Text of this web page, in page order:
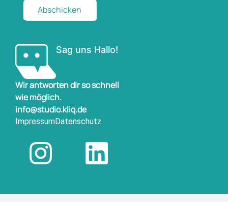
Sag uns Hallo!
Wir antworten dir so schnell
wie möglich.
info@studio.kliq.de
ImpressumDatenschutz
Abschicken